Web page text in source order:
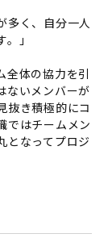
多く、自分一人
」
全体の協力を引
ないメンバーが
抜き積極的にコ
ではチームメン
となってプロジ